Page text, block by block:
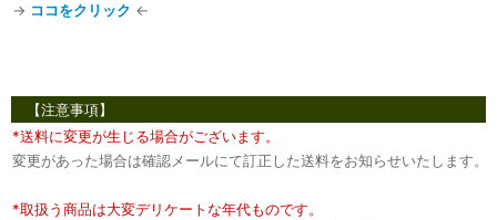
→ ココをクリック ←
【注意事項】
*送料に変更が生じる場合がございます。
変更があった場合は確認メールにて訂正した送料をお知らせいたします。
*取扱う商品は大変デリケートな年代ものです。